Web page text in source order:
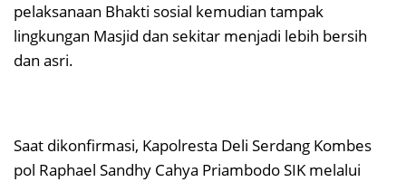
pelaksanaan Bhakti sosial kemudian tampak
lingkungan Masjid dan sekitar menjadi lebih bersih
dan asri.
Saat dikonfirmasi, Kapolresta Deli Serdang Kombes
pol Raphael Sandhy Cahya Priambodo SIK melalui